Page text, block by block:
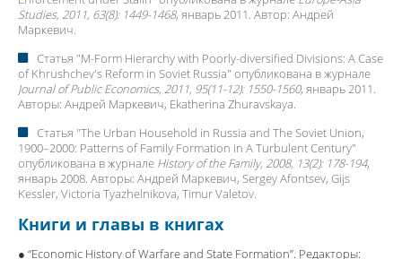
Studies, 2011, 63(8): 1449-1468, январь 2011. Автор: Андрей
Маркевич.
Статья "M-Form Hierarchy with Poorly-diversified Divisions: A Case
of Khrushchev's Reform in Soviet Russia" опубликована в журнале
Journal of Public Economics, 2011, 95(11-12): 1550-1560, январь 2011.
Авторы: Андрей Маркевич, Ekatherina Zhuravskaya.
Статья "The Urban Household in Russia and The Soviet Union,
1900–2000: Patterns of Family Formation in A Turbulent Century"
опубликована в журнале History of the Family, 2008, 13(2): 178-194,
январь 2008. Авторы: Андрей Маркевич, Sergey Afontsev, Gijs
Kessler, Victoria Tyazhelnikova, Timur Valetov.
Книги и главы в книгах
● “Economic History of Warfare and State Formation”. Редакторы: